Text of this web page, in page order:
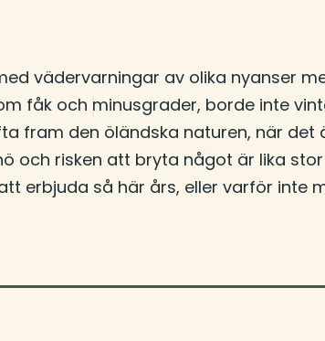
vädervarningar av olika nyanser
fåk och minusgrader, borde inte
fram den öländska naturen, när det
och risken att bryta något är lika
erbjuda så här års, eller varför inte